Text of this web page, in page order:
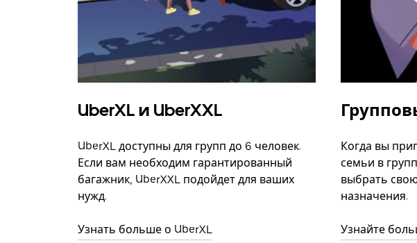
UberXL и UberXXL
UberXL доступны для групп до 6 человек.
Если вам необходим гарантированный
багажник, UberXXL подойдет для ваших
нужд.
Узнать больше о UberXL
Когда вы
семьи в
выбрать
назначения.
Узнайте